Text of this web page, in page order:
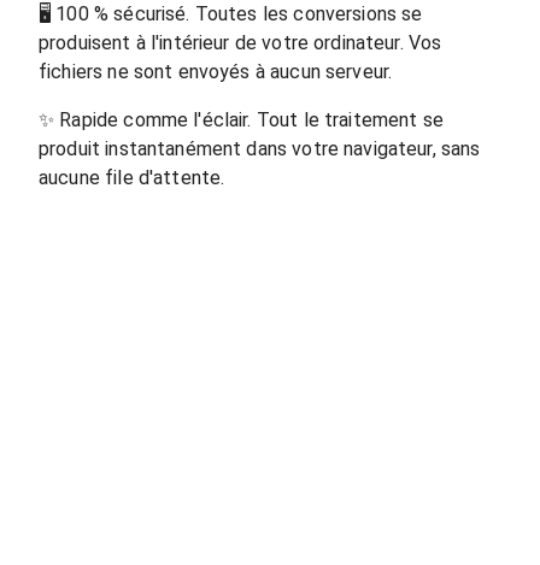
🖥 100 % sécurisé. Toutes les conversions se
produisent à l'intérieur de votre ordinateur. Vos
fichiers ne sont envoyés à aucun serveur.
✨ Rapide comme l'éclair. Tout le traitement se
produit instantanément dans votre navigateur, sans
aucune file d'attente.